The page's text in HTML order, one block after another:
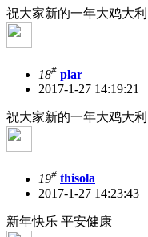
祝大家新的一年大鸡大
18# plar
2017-1-27 14:19:21
祝大家新的一年大鸡大
19# thisola
2017-1-27 14:23:43
新年快乐 平安健康